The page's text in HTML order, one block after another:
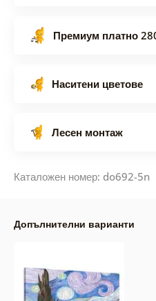
Премиум платно
Наситени цветове
Лесен монтаж
Каталожен номер: do692-5n
Допълнителни варианти